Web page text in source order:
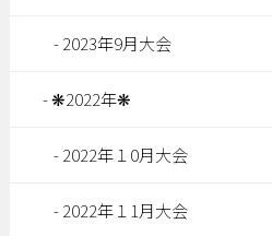
2023年9月大会
❋2022年❋
2022年１0月大会
2022年１1月大会